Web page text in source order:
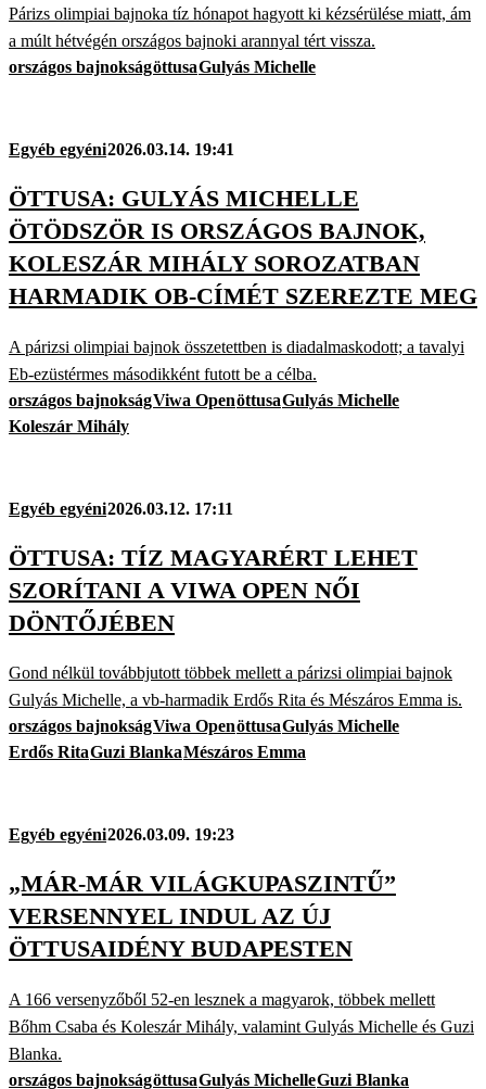
Párizs olimpiai bajnoka tíz hónapot hagyott ki kézsérülése miatt, ám
a múlt hétvégén országos bajnoki arannyal tért vissza.
országos bajnokságöttusaGulyás Michelle
Egyéb egyéni2026.03.14. 19:41
ÖTTUSA: GULYÁS MICHELLE
ÖTÖDSZÖR IS ORSZÁGOS BAJNOK,
KOLESZÁR MIHÁLY SOROZATBAN
HARMADIK OB-CÍMÉT SZEREZTE MEG
A párizsi olimpiai bajnok összetettben is diadalmaskodott; a tavalyi
Eb-ezüstérmes másodikként futott be a célba.
országos bajnokságViwa OpenöttusaGulyás Michelle
Koleszár Mihály
Egyéb egyéni2026.03.12. 17:11
ÖTTUSA: TÍZ MAGYARÉRT LEHET
SZORÍTANI A VIWA OPEN NŐI
DÖNTŐJÉBEN
Gond nélkül továbbjutott többek mellett a párizsi olimpiai bajnok
Gulyás Michelle, a vb-harmadik Erdős Rita és Mészáros Emma is.
országos bajnokságViwa OpenöttusaGulyás Michelle
Erdős RitaGuzi BlankaMészáros Emma
Egyéb egyéni2026.03.09. 19:23
„MÁR-MÁR VILÁGKUPASZINTŰ”
VERSENNYEL INDUL AZ ÚJ
ÖTTUSAIDÉNY BUDAPESTEN
A 166 versenyzőből 52-en lesznek a magyarok, többek mellett
Bőhm Csaba és Koleszár Mihály, valamint Gulyás Michelle és Guzi
Blanka.
országos bajnokságöttusaGulyás MichelleGuzi Blanka